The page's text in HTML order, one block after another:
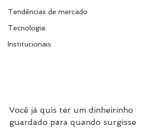
Tendências de mercado
Tecnologia
Institucionais
Você já quis ter um dinheirinho
guardado para quando surgisse